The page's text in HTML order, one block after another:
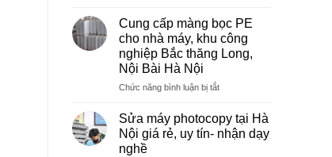
photocopy
tại
Việt
Phú
Cung cấp màng bọc PE
cho nhà máy, khu công
nghiệp Bắc thăng Long,
Nội Bài Hà Nội
Chức năng bình luận bị tắtở
màng
bọc
Sửa máy photocopy tại Hà
Nội giá rẻ, uy tín- nhận dạy
nghề